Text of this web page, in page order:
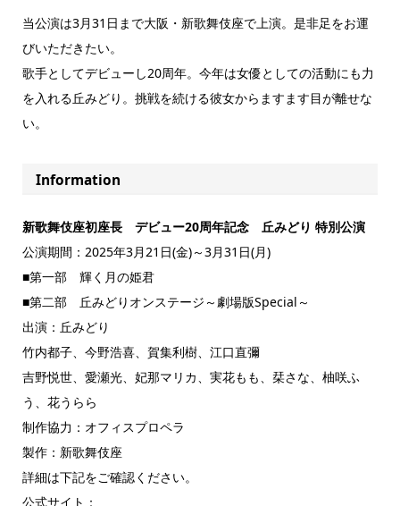
当公演は3月31日まで大阪・新歌舞伎座で上演。是非足をお運
びいただきたい。
歌手としてデビューし20周年。今年は女優としての活動にも力
を入れる丘みどり。挑戦を続ける彼女からますます目が離せな
い。
Information
新歌舞伎座初座長 デビュー20周年記念 丘みどり 特別公演
公演期間：2025年3月21日(金)～3月31日(月)
■第一部 輝く月の姫君
■第二部 丘みどりオンステージ～劇場版Special～
出演：丘みどり
竹内都子、今野浩喜、賀集利樹、江口直彌
吉野悦世、愛瀬光、妃那マリカ、実花もも、栞さな、柚咲ふ
う、花うらら
制作協力：オフィスプロペラ
製作：新歌舞伎座
詳細は下記をご確認ください。
公式サイト：